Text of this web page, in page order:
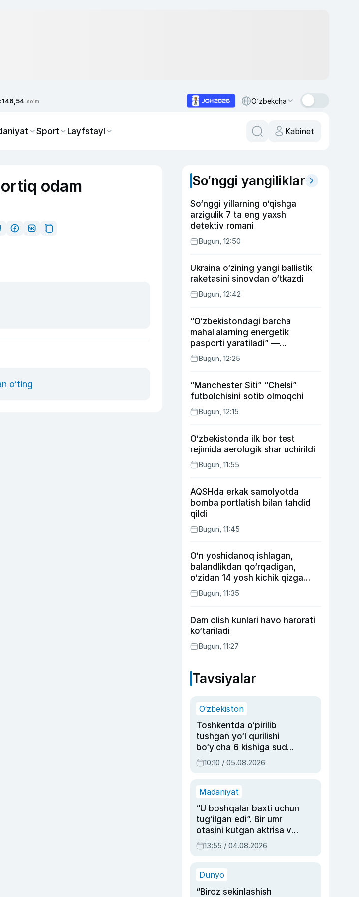
146,54 so'm O‘zbekcha
Sport Layfstayl Kabinet
odam
o‘ting
So‘nggi yangiliklar
So‘nggi yillarning o‘qishga
arzigulik 7 ta eng yaxshi
detektiv romani
Bugun, 12:50
Ukraina o‘zining yangi ballistik
raketasini sinovdan o‘tkazdi
Bugun, 12:42
“O‘zbekistondagi barcha
mahallalarning energetik
pasporti yaratiladi” —
energetika vaziri
Bugun, 12:25
“Manchester Siti” “Chelsi”
futbolchisini sotib olmoqchi
Bugun, 12:15
O‘zbekistonda ilk bor test
rejimida aerologik shar uchirildi
Bugun, 11:55
AQSHda erkak samolyotda
bomba portlatish bilan tahdid
qildi
Bugun, 11:45
O‘n yoshidanoq ishlagan,
balandlikdan qo‘rqadigan,
o‘zidan 14 yosh kichik qizga
uylangan Yorqinxo‘ja Umarov
34 yoshda
Bugun, 11:35
Dam olish kunlari havo harorati
ko‘tariladi
Bugun, 11:27
Tavsiyalar
O‘zbekiston
Toshkentda o‘pirilib
tushgan yo‘l qurilishi
bo‘yicha 6 kishiga sud
hukmi o‘qildi
10:10 / 05.08.2026
Madaniyat
“U boshqalar baxti uchun
tug‘ilgan edi”. Bir umr
otasini kutgan aktrisa va
dublyaj ustasi Rimma
Ahmedovaning
13:55 / 04.08.2026
Dunyo
“Biroz sekinlashish